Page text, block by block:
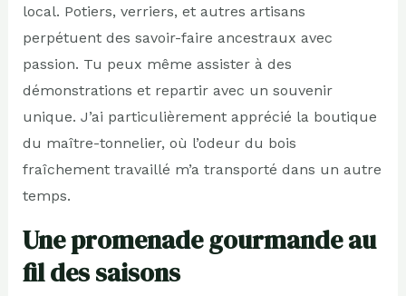
local. Potiers, verriers, et autres artisans
perpétuent des savoir-faire ancestraux avec
passion. Tu peux même assister à des
démonstrations et repartir avec un souvenir
unique. J’ai particulièrement apprécié la boutique
du maître-tonnelier, où l’odeur du bois
fraîchement travaillé m’a transporté dans un autre
temps.
Une promenade gourmande au
fil des saisons